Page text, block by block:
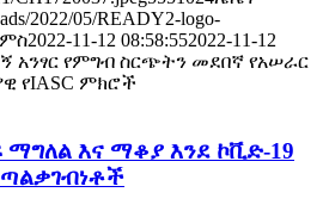
2022/05/READY2-logo-
2022-11-12 08:58:552022-11-12
አንፃር የምግብ ስርጭትን መደበኛ የአሠራር
የIASC ምክሮች
እና ማቆያ እንደ ኮቪድ-19